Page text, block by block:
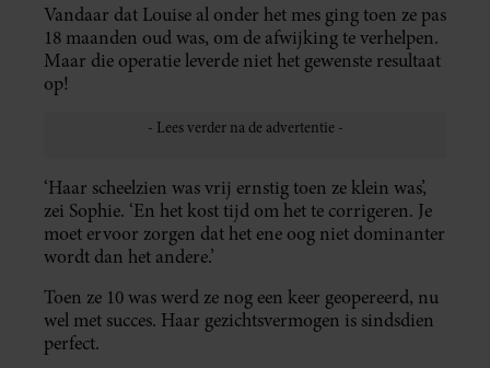
Vandaar dat Louise al onder het mes ging toen ze pas
18 maanden oud was, om de afwijking te verhelpen.
Maar die operatie leverde niet het gewenste resultaat
op!
‘Haar scheelzien was vrij ernstig toen ze klein was’,
zei Sophie. ‘En het kost tijd om het te corrigeren. Je
moet ervoor zorgen dat het ene oog niet dominanter
wordt dan het andere.’
Toen ze 10 was werd ze nog een keer geopereerd, nu
wel met succes. Haar gezichtsvermogen is sindsdien
perfect.